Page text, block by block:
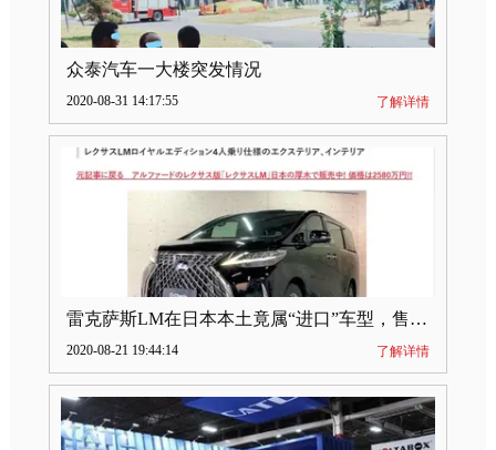
众泰汽车一大楼突发情况
2020-08-31 14:17:55 了解详情
雷克萨斯LM在日本本土竟属“进口”车型，售价2580万日元
2020-08-21 19:44:14 了解详情